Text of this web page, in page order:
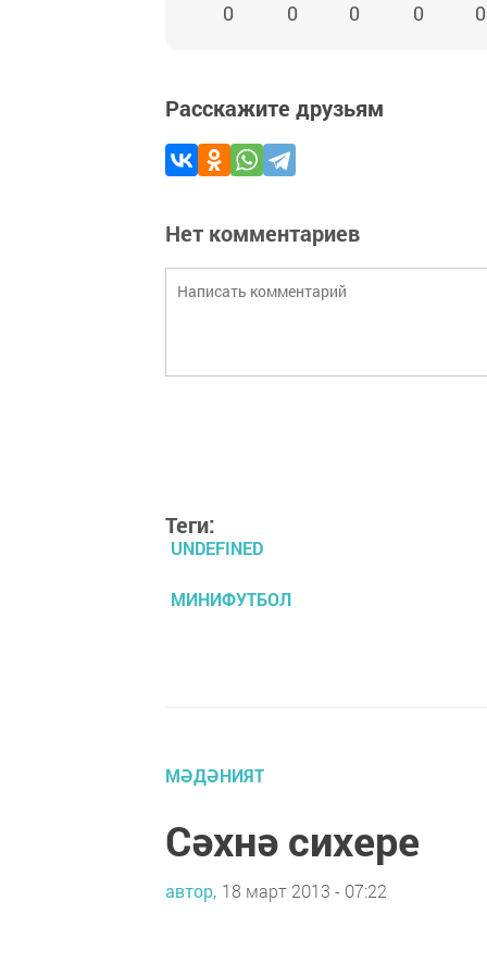
0 0 0 0 0
Расскажите друзьям
Нет комментариев
Теги:
UNDEFINED
МИНИФУТБОЛ
МӘДӘНИЯТ
Сәхнә сихере
автор, 18 март 2013 - 07:22